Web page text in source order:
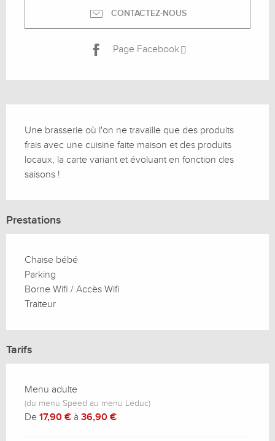
CONTACTEZ-NOUS
Page Facebook
Une brasserie où l'on ne travaille que des produits
frais avec une cuisine faite maison et des produits
locaux, la carte variant et évoluant en fonction des
saisons !
Prestations
Chaise bébé
Parking
Borne Wifi / Accès Wifi
Traiteur
Tarifs
Menu adulte
(du menu Speed au menu Leduc)
De 17,90 € à 36,90 €